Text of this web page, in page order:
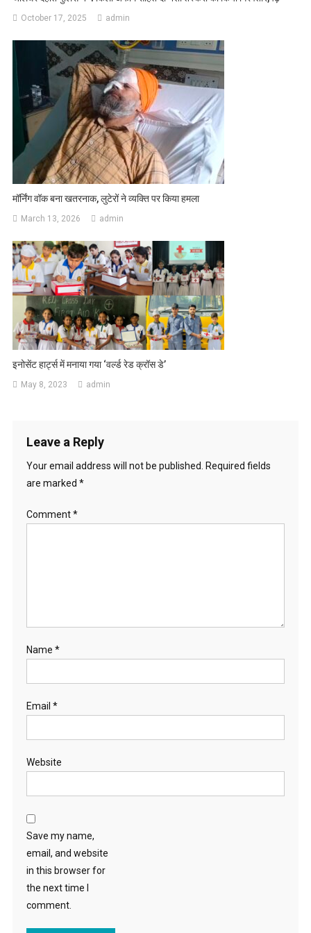
October 17, 2025 admin
मॉर्निंग वॉक बना खतरनाक, लुटेरों ने व्यक्ति पर किया हमला
March 13, 2026 admin
इनोसेंट हार्ट्स में मनाया गया ‘वर्ल्ड रेड क्रॉस डे’
May 8, 2023 admin
Leave a Reply
Your email address will not be published.
Required fields
are marked *
Comment*
Name *
Email *
Website
Save my name,
email, and website
in this browser for
the next time I
comment.